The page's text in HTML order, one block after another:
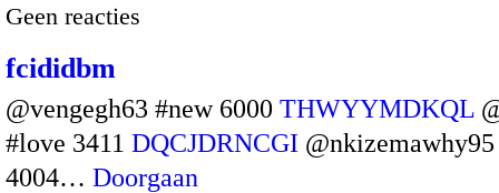
Geen reacties
fcididbm
@vengegh63 #new 6000 THWYYMDKQL
#love 3411 DQCJDRNCGI
4004… Doorgaan